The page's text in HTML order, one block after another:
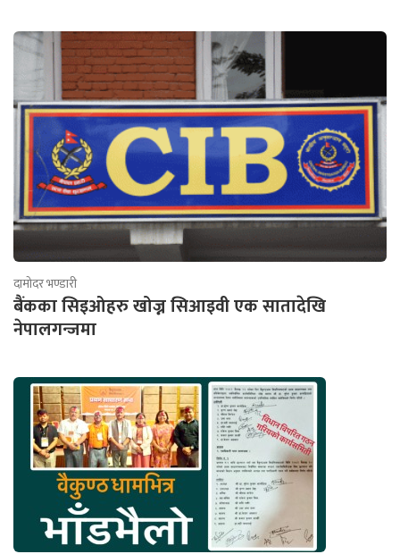
दामोदर भण्डारी
बैंकका सिइओहरु खोज्न सिआइवी एक सातादेखि
नेपालगन्जमा